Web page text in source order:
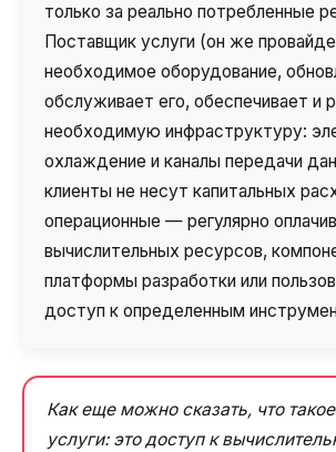
только за реально потребленные
Поставщик услуги (он же
необходимое оборудование,
обслуживает его, обеспечивает и
необходимую инфраструктуру:
охлаждение и каналы передачи
клиенты не несут капитальных
операционные — регулярно
вычислительных ресурсов,
платформы разработки или
доступ к определенным
Как еще можно сказать, что
услуги: это доступ к